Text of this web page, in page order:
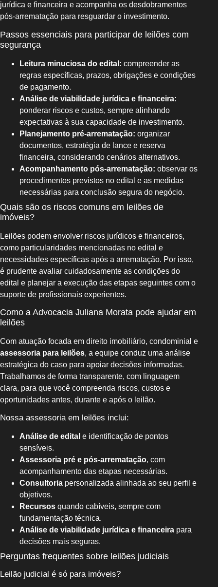
jurídica e financeira e acompanha os desdobramentos
pós-arrematação para resguardar o investimento.
Passos essenciais para participar de leilões com
segurança
Leitura minuciosa do edital: compreender as
regras específicas, prazos, obrigações e condições
de pagamento.
Análise de viabilidade jurídica e financeira:
ponderar riscos e custos, sempre alinhando
expectativas à sua capacidade de investimento.
Planejamento pré-arrematação: organizar
documentos, estratégia de lance e reserva
financeira, considerando cenários alternativos.
Acompanhamento pós-arrematação: observar os
procedimentos previstos no edital e as medidas
necessárias para conclusão segura do negócio.
Quais são os riscos comuns em leilões de
imóveis?
Leilões podem envolver riscos jurídicos e financeiros,
como particularidades mencionadas no edital e
necessidades específicas após a arrematação. Por isso,
é prudente avaliar cuidadosamente as condições do
edital e planejar a execução das etapas seguintes com o
suporte de profissionais experientes.
Como a Advocacia Juliana Morata pode ajudar em
leilões
Com atuação focada em direito imobiliário, condominial e
assessoria para leilões, a equipe conduz uma análise
estratégica do caso para apoiar decisões informadas.
Trabalhamos de forma transparente, com linguagem
clara, para que você compreenda riscos, custos e
oportunidades antes, durante e após o leilão.
Nossa assessoria em leilões inclui:
Análise de edital e identificação de pontos
sensíveis.
Assessoria pré e pós-arrematação, com
acompanhamento das etapas necessárias.
Consultoria personalizada alinhada ao seu perfil e
objetivos.
Recursos quando cabíveis, sempre com
fundamentação técnica.
Análise de viabilidade jurídica e financeira para
decisões mais seguras.
Perguntas frequentes sobre leilões judiciais
Leilão judicial é só para imóveis?